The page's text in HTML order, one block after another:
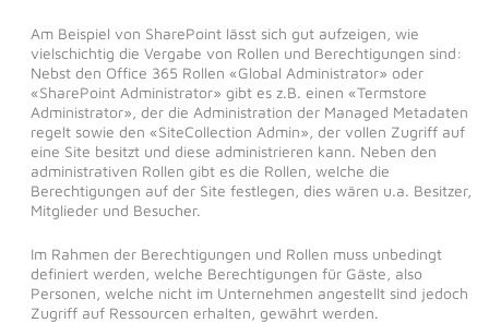
Am Beispiel von SharePoint lässt sich gut aufzeigen, wie
vielschichtig die Vergabe von Rollen und Berechtigungen sind:
Nebst den Office 365 Rollen «Global Administrator» oder
«SharePoint Administrator» gibt es z.B. einen «Termstore
Administrator», der die Administration der Managed Metadaten
regelt sowie den «SiteCollection Admin», der vollen Zugriff auf
eine Site besitzt und diese administrieren kann. Neben den
administrativen Rollen gibt es die Rollen, welche die
Berechtigungen auf der Site festlegen, dies wären u.a. Besitzer,
Mitglieder und Besucher.
Im Rahmen der Berechtigungen und Rollen muss unbedingt
definiert werden, welche Berechtigungen für Gäste, also
Personen, welche nicht im Unternehmen angestellt sind jedoch
Zugriff auf Ressourcen erhalten, gewährt werden.